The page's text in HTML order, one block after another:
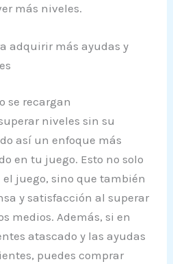
más niveles.
adquirir más ayudas y
se recargan
niveles sin su
así un enfoque más
en tu juego. Esto no solo
juego, sino que también
y satisfacción al superar
medios. Además, si en
atascado y las ayudas
puedes comprar